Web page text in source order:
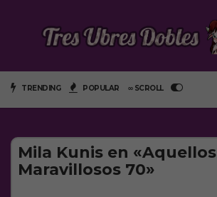
TRENDING POPULAR ∞ SCROLL
Mila Kunis en «Aquellos
Maravillosos 70»